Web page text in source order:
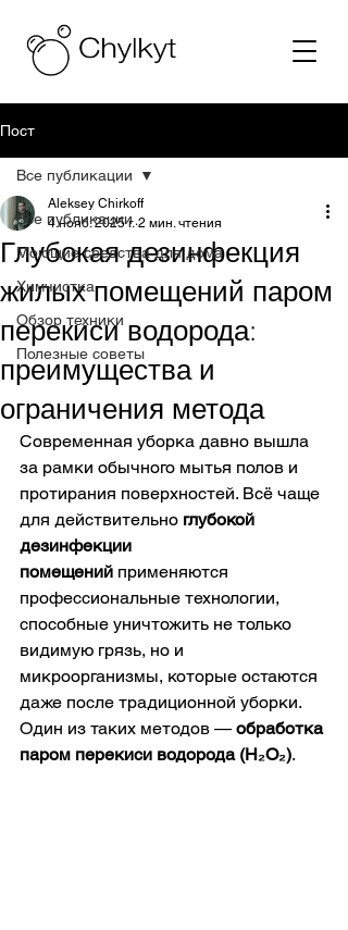
Пост
Все публикации
Моющие средства для дома
Химчистка
Обзор техники
Полезные советы
Все публикации
Глубокая дезинфекция
жилых помещений паром
перекиси водорода:
преимущества и
ограничения метода
Aleksey Chirkoff
4 нояб. 2025 г. 2 мин. чтения
Современная уборка давно вышла
за рамки обычного мытья полов и
протирания поверхностей. Всё чаще
для действительно глубокой
дезинфекции
помещений применяются
профессиональные технологии,
способные уничтожить не только
видимую грязь, но и
микроорганизмы, которые остаются
даже после традиционной уборки.
Один из таких методов — обработка
паром перекиси водорода (H₂O₂).